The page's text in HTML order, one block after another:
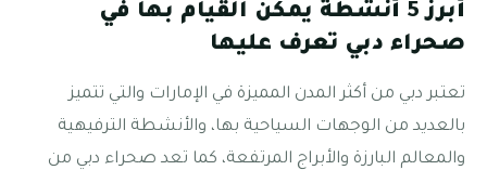
أبرز 5 أنشطة يمكن القيام بها في
صحراء دبي تعرف عليها
تعتبر دبي من أكثر المدن المميزة في الإمارات والتي تتميز
بالعديد من الوجهات السياحية بها، والأنشطة الترفيهية
والمعالم البارزة والأبراج المرتفعة، كما تعد صحراء دبي من